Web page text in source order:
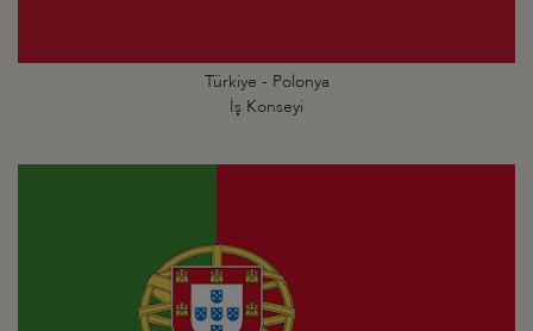
Türkiye - Polonya
İş Konseyi